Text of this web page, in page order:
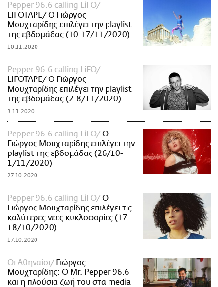
Pepper 96.6 calling LiFO
LIFOTAPE/ Ο Γιώργος
Μουχταρίδης επιλέγει την playlist
της εβδομάδας (10-17/11/2020)
10.11.2020
Pepper 96.6 calling LiFO
LIFOTAPE/ Ο Γιώργος
Μουχταρίδης επιλέγει την playlist
της εβδομάδας (2-8/11/2020)
3.11.2020
Pepper 96.6 calling LiFO
Ο
Γιώργος Μουχταρίδης επιλέγει την
playlist της εβδομάδας (26/10-
1/11/2020)
27.10.2020
Pepper 96.6 calling LiFO
O
Γιώργος Μουχταρίδης επιλέγει τις
καλύτερες νέες κυκλοφορίες (17-
18/10/2020)
17.10.2020
Oι Αθηναίοι
Γιώργος
Μουχταρίδης: O Mr. Pepper 96.6
και η πλούσια ζωή του στα media